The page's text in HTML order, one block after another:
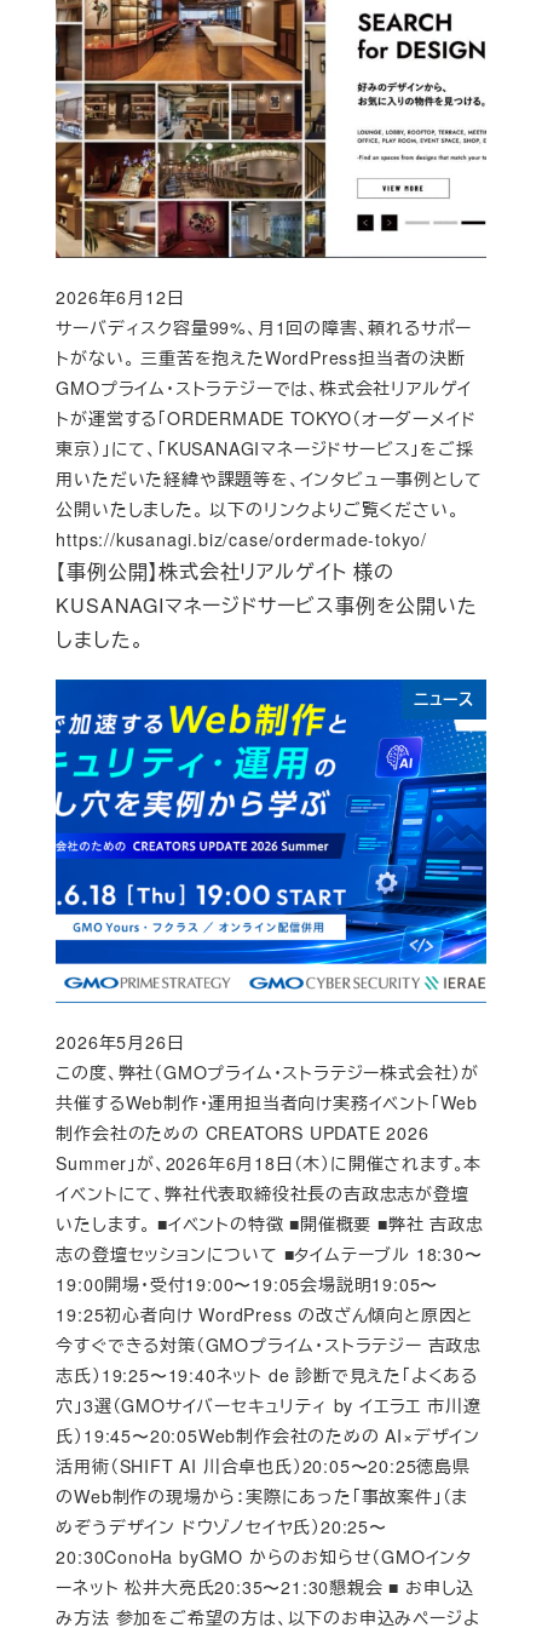
【事例公開】株式会社リアルゲイト 様の
KUSANAGIマネージドサービス事例を公開いた
しました。
サーバディスク容量99%、月1回の障害、頼れるサポー
トがない。 三重苦を抱えたWordPress担当者の決断
GMOプライム・ストラテジーでは、株式会社リアルゲイ
トが運営する「ORDERMADE TOKYO（オーダーメイド
東京）」にて、「KUSANAGIマネージドサービス」をご採
用いただいた経緯や課題等を、インタビュー事例として
公開いたしました。 以下のリンクよりご覧ください。
https://kusanagi.biz/case/ordermade-tokyo/
Published
2026年6月12日
ニュース
この度、弊社（GMOプライム・ストラテジー株式会社）が
共催するWeb制作・運用担当者向け実務イベント「Web
制作会社のための CREATORS UPDATE 2026
Summer」が、2026年6月18日（木）に開催されます。本
イベントにて、弊社代表取締役社長の吉政忠志が登壇
いたします。 ■イベントの特徴 ■開催概要 ■弊社 吉政忠
志の登壇セッションについて ■タイムテーブル 18:30〜
19:00開場・受付19:00〜19:05会場説明19:05〜
19:25初心者向け WordPress の改ざん傾向と原因と
今すぐできる対策（GMOプライム・ストラテジー 吉政忠
志氏）19:25〜19:40ネット de 診断で見えた「よくある
穴」3選（GMOサイバーセキュリティ by イエラエ 市川遼
氏）19:45〜20:05Web制作会社のための AI×デザイン
活用術（SHIFT AI 川合卓也氏）20:05〜20:25徳島県
のWeb制作の現場から：実際にあった「事故案件」（ま
めぞうデザイン ドウゾノセイヤ氏）20:25〜
20:30ConoHa byGMO からのお知らせ（GMOインタ
ーネット 松井大亮氏20:35〜21:30懇親会 ■ お申し込
み方法 参加をご希望の方は、以下のお申込みページよ
Published
2026年5月26日